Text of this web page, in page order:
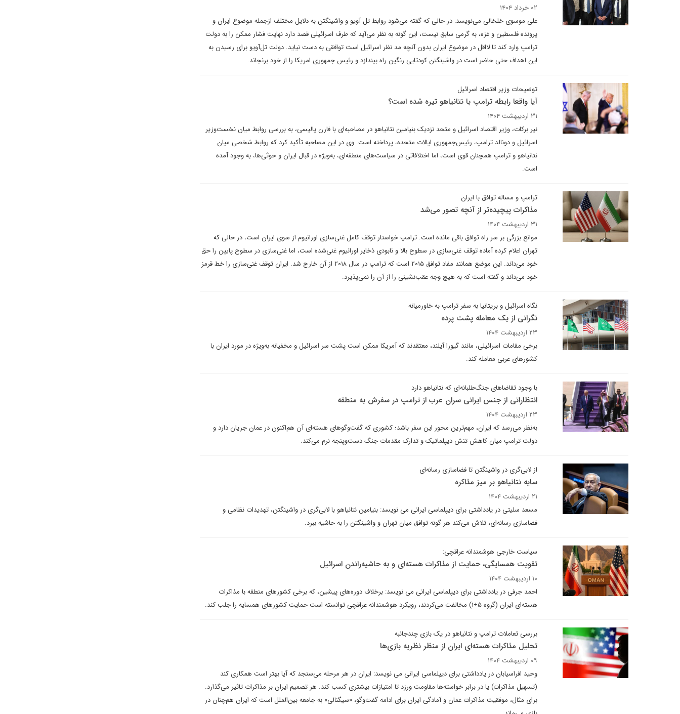
۰۲ خرداد ۱۴۰۴
علی موسوی خلخالی می‌نویسد: در حالی که گفته می‌شود روابط تل آویو و واشینگتن به دلایل مختلف ازجمله موضوع ایران و
پرونده فلسطین و غزه، به گرمی سابق نیست، این گونه به نظر می‌آید که طرف اسرائیلی قصد دارد نهایت فشار ممکن را به دولت
ترامپ وارد کند تا لااقل در موضوع ایران بدون آنچه مد نظر اسرائیل است توافقی به دست نیاید. دولت تل‌آویو برای رسیدن به
این اهداف حتی حاضر است در واشینگتن کودتایی رنگین راه بیندازد و رئیس جمهوری امریکا را از خود برنجاند.
توضیحات وزیر اقتصاد اسرائیل
آیا واقعا رابطه ترامپ با نتانیاهو تیره شده است؟
۳۱ اردیبهشت ۱۴۰۴
نیر برکات، وزیر اقتصاد اسرائیل و متحد نزدیک بنیامین نتانیاهو در مصاحبه‌ای با فارن پالیسی، به بررسی روابط میان نخست‌وزیر
اسرائیل و دونالد ترامپ، رئیس‌جمهوری ایالات متحده، پرداخته است. وی در این مصاحبه تأکید کرد که روابط شخصی میان
نتانیاهو و ترامپ همچنان قوی است، اما اختلافاتی در سیاست‌های منطقه‌ای، به‌ویژه در قبال ایران و حوثی‌ها، به وجود آمده
است.
ترامپ و مساله توافق با ایران
مذاکرات پیچیده‌تر از آنچه تصور می‌شد
۳۱ اردیبهشت ۱۴۰۴
موانع بزرگی بر سر راه توافق باقی مانده است. ترامپ خواستار توقف کامل غنی‌سازی اورانیوم از سوی ایران است، در حالی که
تهران اعلام کرده آماده توقف غنی‌سازی در سطوح بالا و نابودی ذخایر اورانیوم غنی‌شده است، اما غنی‌سازی در سطوح پایین را حق
خود می‌داند. این موضع همانند مفاد توافق ۲۰۱۵ است که ترامپ در سال ۲۰۱۸ از آن خارج شد. ایران توقف غنی‌سازی را خط قرمز
خود می‌داند و گفته است که به هیچ وجه عقب‌نشینی را از آن را نمی‌پذیرد.
نگاه اسرائیل و بریتانیا به سفر ترامپ به خاورمیانه
نگرانی از یک معامله پشت پرده
۲۳ اردیبهشت ۱۴۰۴
برخی مقامات اسرائیلی، مانند گیورا آیلند، معتقدند که آمریکا ممکن است پشت سر اسرائیل و مخفیانه به‌ویژه در مورد ایران با
کشورهای عربی معامله کند.
با وجود تقاضاهای جنگ‌طلبانه‌ای که نتانیاهو دارد
انتظاراتی از جنس ایرانی سران عرب از ترامپ در سفرش به منطقه
۲۳ اردیبهشت ۱۴۰۴
به‌نظر می‌رسد که ایران، مهم‌ترین محور این سفر باشد؛ کشوری که گفت‌وگوهای هسته‌ای آن هم‌اکنون در عمان جریان دارد و
دولت ترامپ میان کاهش تنش دیپلماتیک و تدارک مقدمات جنگ دست‌وپنجه نرم می‌کند.
از لابی‌گری در واشینگتن تا فضاسازی رسانه‌ای
سایه نتانیاهو بر میز مذاکره
۲۱ اردیبهشت ۱۴۰۴
مسعد سلیتی در یادداشتی برای دیپلماسی ایرانی می نویسد: بنیامین نتانیاهو با لابی‌گری در واشینگتن، تهدیدات نظامی و
فضاسازی رسانه‌ای، تلاش می‌کند هر گونه توافق میان تهران و واشینگتن را به حاشیه ببرد.
سیاست خارجی هوشمندانه عراقچی:
تقویت همسایگی، حمایت از مذاکرات هسته‌ای و به حاشیه‌راندن اسرائیل
۱۰ اردیبهشت ۱۴۰۴
احمد جرفی در یادداشتی برای دیپلماسی ایرانی می نویسد: برخلاف دوره‌های پیشین، که برخی کشورهای منطقه با مذاکرات
هسته‌ای ایران (گروه ۵+۱) مخالفت می‌کردند، رویکرد هوشمندانه عراقچی توانسته است حمایت کشورهای همسایه را جلب کند.
بررسی تعاملات ترامپ و نتانیاهو در یک بازی چندجانبه
تحلیل مذاکرات هسته‌ای ایران از منظر نظریه بازی‌ها
۰۹ اردیبهشت ۱۴۰۴
وحید افراسیابان در یادداشتی برای دیپلماسی ایرانی می نویسد: ایران در هر مرحله می‌سنجد که آیا بهتر است همکاری کند
(تسهیل مذاکرات) یا در برابر خواسته‌ها مقاومت ورزد تا امتیازات بیشتری کسب کند. هر تصمیم ایران بر مذاکرات تاثیر می‌گذارد.
برای مثال، موفقیت مذاکرات عمان و آمادگی ایران برای ادامه گفت‌وگو، «سیگنالی» به جامعه بین‌الملل است که ایران هم‌چنان در